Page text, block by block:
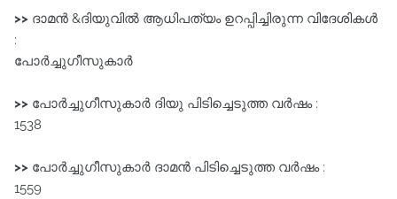
>> ദാമൻ &ദിയുവിൽ ആധിപത്യം ഉറപ്പിച്ചിരുന്ന വിദേശികൾ
:
പോർച്ചുഗീസുകാർ
>> പോർച്ചുഗീസുകാർ ദിയു പിടിച്ചെടുത്ത വർഷം :
1538
>> പോർച്ചുഗീസുകാർ ദാമൻ പിടിച്ചെടുത്ത വർഷം :
1559